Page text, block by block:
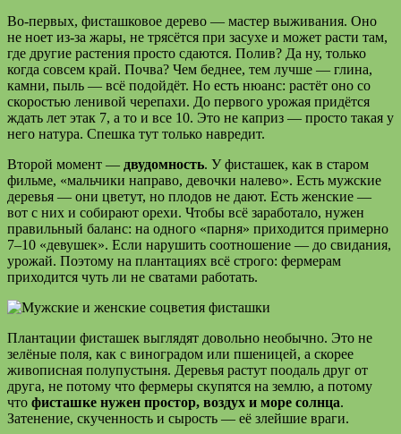
Во-первых, фисташковое дерево — мастер выживания. Оно
не ноет из-за жары, не трясётся при засухе и может расти там,
где другие растения просто сдаются. Полив? Да ну, только
когда совсем край. Почва? Чем беднее, тем лучше — глина,
камни, пыль — всё подойдёт. Но есть нюанс: растёт оно со
скоростью ленивой черепахи. До первого урожая придётся
ждать лет этак 7, а то и все 10. Это не каприз — просто такая у
него натура. Спешка тут только навредит.
Второй момент — двудомность. У фисташек, как в старом
фильме, «мальчики направо, девочки налево». Есть мужские
деревья — они цветут, но плодов не дают. Есть женские —
вот с них и собирают орехи. Чтобы всё заработало, нужен
правильный баланс: на одного «парня» приходится примерно
7–10 «девушек». Если нарушить соотношение — до свидания,
урожай. Поэтому на плантациях всё строго: фермерам
приходится чуть ли не сватами работать.
Плантации фисташек выглядят довольно необычно. Это не
зелёные поля, как с виноградом или пшеницей, а скорее
живописная полупустыня. Деревья растут поодаль друг от
друга, не потому что фермеры скупятся на землю, а потому
что фисташке нужен простор, воздух и море солнца.
Затенение, скученность и сырость — её злейшие враги.